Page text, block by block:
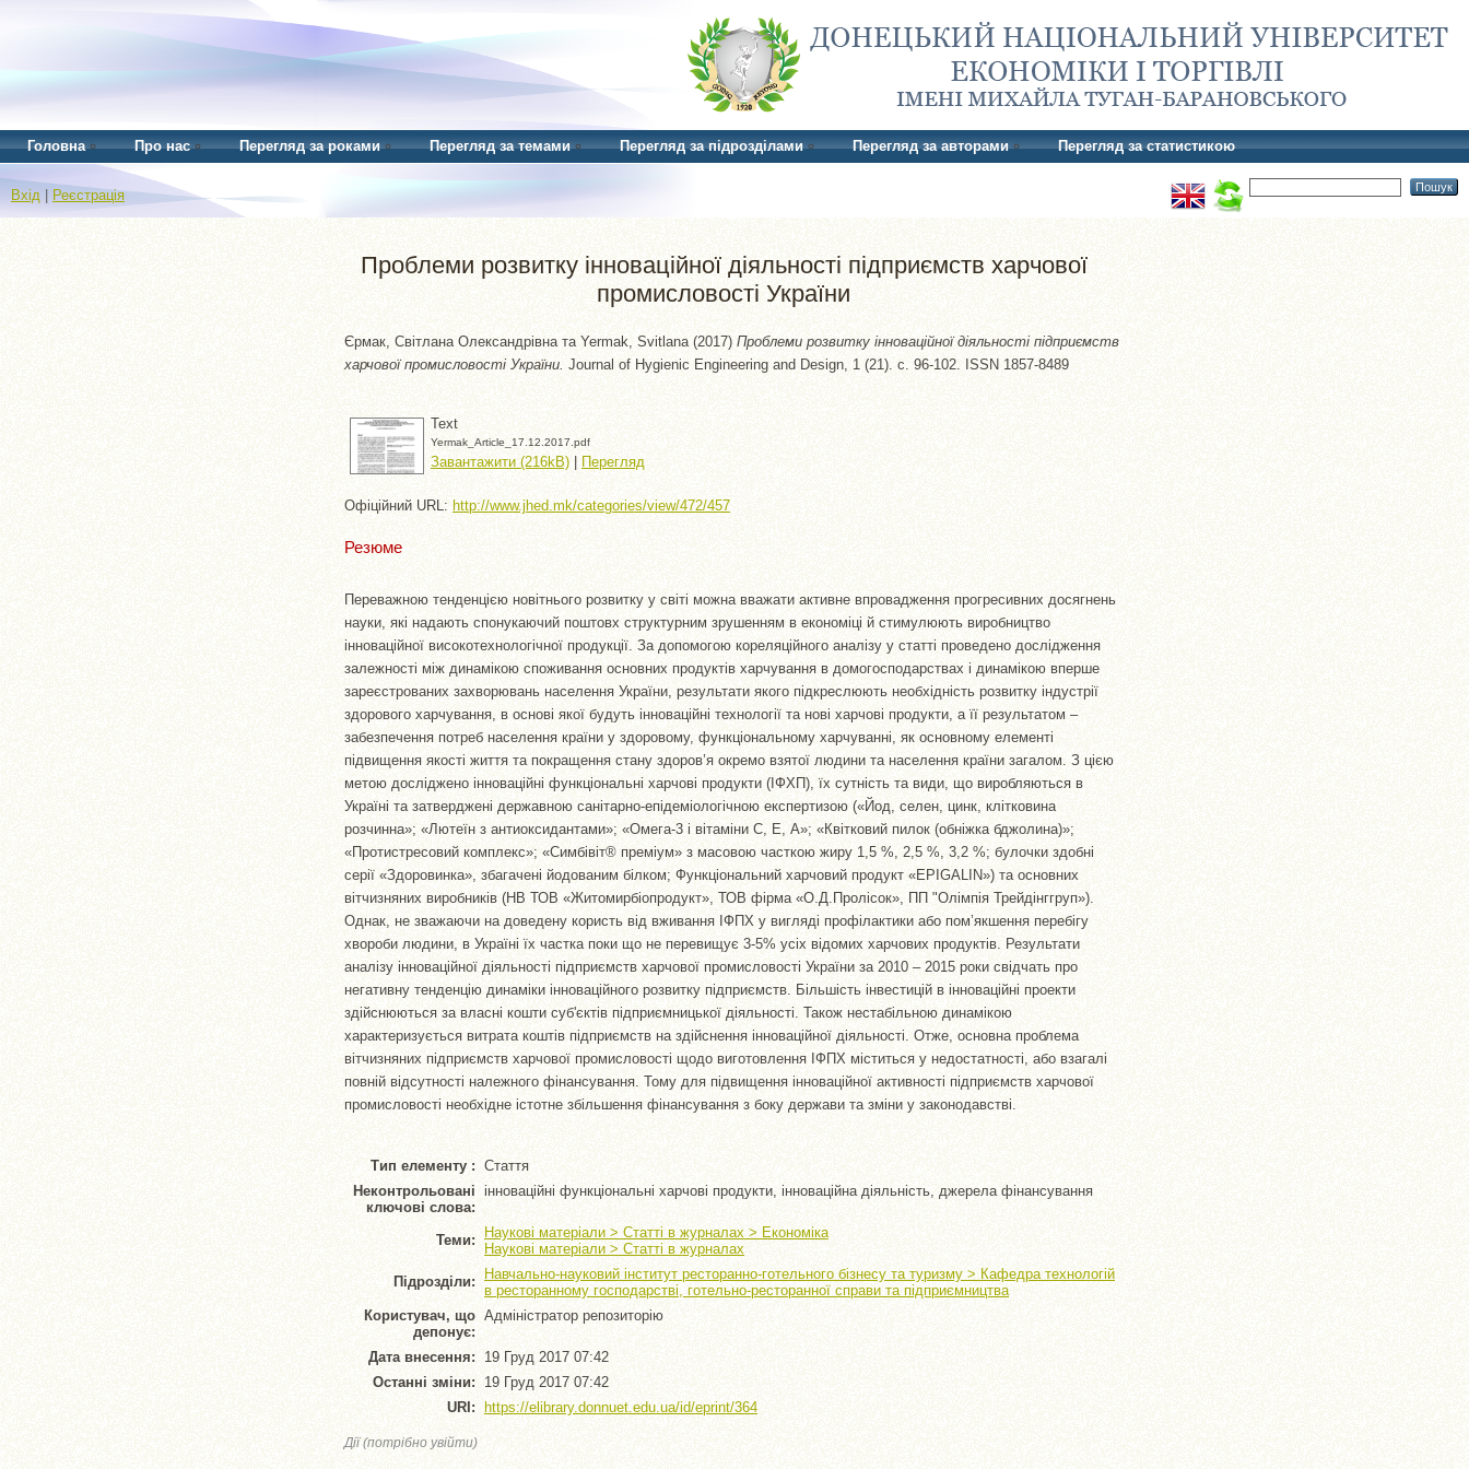
Головна Про нас Перегляд за роками Перегляд за темами Перегляд за підрозділами Перегляд за авторами Перегляд за статистикою
Вхід Реєстрація
Проблеми розвитку інноваційної діяльності підприємств харчової
промисловості України
Єрмак, Світлана Олександрівна та Yermak, Svitlana (2017) Проблеми розвитку інноваційної діяльності підприємств
харчової промисловості України. Journal of Hygienic Engineering and Design, 1 (21). с. 96-102. ISSN 1857-8489
Text
Yermak_Article_17.12.2017.pdf
Завантажити (216kB) | Перегляд
Офіційний URL: http://www.jhed.mk/categories/view/472/457
Резюме
Переважною тенденцією новітнього розвитку у світі можна вважати активне впровадження прогресивних досягнень
науки, які надають спонукаючий поштовх структурним зрушенням в економіці й стимулюють виробництво
інноваційної високотехнологічної продукції. За допомогою кореляційного аналізу у статті проведено дослідження
залежності між динамікою споживання основних продуктів харчування в домогосподарствах і динамікою вперше
зареєстрованих захворювань населення України, результати якого підкреслюють необхідність розвитку індустрії
здорового харчування, в основі якої будуть інноваційні технології та нові харчові продукти, а її результатом –
забезпечення потреб населення країни у здоровому, функціональному харчуванні, як основному елементі
підвищення якості життя та покращення стану здоров’я окремо взятої людини та населення країни загалом. З цією
метою досліджено інноваційні функціональні харчові продукти (ІФХП), їх сутність та види, що виробляються в
Україні та затверджені державною санітарно-епідеміологічною експертизою («Йод, селен, цинк, клітковина
розчинна»; «Лютеїн з антиоксидантами»; «Омега-3 і вітаміни С, Е, А»; «Квітковий пилок (обніжка бджолина)»;
«Протистресовий комплекс»; «Симбівіт® преміум» з масовою часткою жиру 1,5 %, 2,5 %, 3,2 %; булочки здобні
серії «Здоровинка», збагачені йодованим білком; Функціональний харчовий продукт «EPIGALIN») та основних
вітчизняних виробників (НВ ТОВ «Житомирбіопродукт», ТОВ фірма «О.Д.Пролісок», ПП "Олімпія Трейдінггруп»).
Однак, не зважаючи на доведену користь від вживання ІФПХ у вигляді профілактики або пом’якшення перебігу
хвороби людини, в Україні їх частка поки що не перевищує 3-5% усіх відомих харчових продуктів. Результати
аналізу інноваційної діяльності підприємств харчової промисловості України за 2010 – 2015 роки свідчать про
негативну тенденцію динаміки інноваційного розвитку підприємств. Більшість інвестицій в інноваційні проекти
здійснюються за власні кошти суб'єктів підприємницької діяльності. Також нестабільною динамікою
характеризується витрата коштів підприємств на здійснення інноваційної діяльності. Отже, основна проблема
вітчизняних підприємств харчової промисловості щодо виготовлення ІФПХ міститься у недостатності, або взагалі
повній відсутності належного фінансування. Тому для підвищення інноваційної активності підприємств харчової
промисловості необхідне істотне збільшення фінансування з боку держави та зміни у законодавстві.
Тип елементу : Стаття
Неконтрольовані
ключові слова:
інноваційні функціональні харчові продукти, інноваційна діяльність, джерела фінансування
Теми:
Наукові матеріали > Статті в журналах > Економіка
Наукові матеріали > Статті в журналах
Підрозділи:
Навчально-науковий інститут ресторанно-готельного бізнесу та туризму > Кафедра технологій
в ресторанному господарстві, готельно-ресторанної справи та підприємництва
Користувач, що
депонує:
Адміністратор репозиторію
Дата внесення: 19 Груд 2017 07:42
Останні зміни: 19 Груд 2017 07:42
URI:
https://elibrary.donnuet.edu.ua/id/eprint/364
Дії (потрібно увійти)